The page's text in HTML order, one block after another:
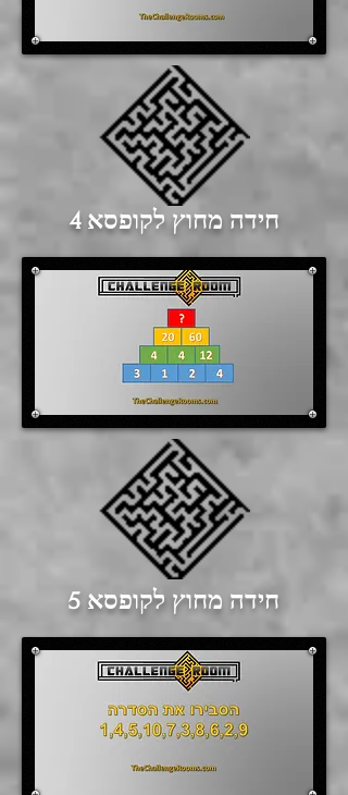
חידה מחוץ לקופסא 4
חידה מחוץ לקופסא 5